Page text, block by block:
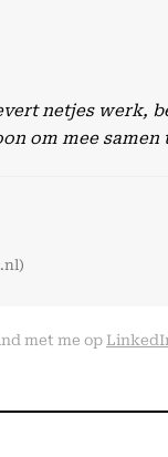
netjes werk,
om mee samen
met me op